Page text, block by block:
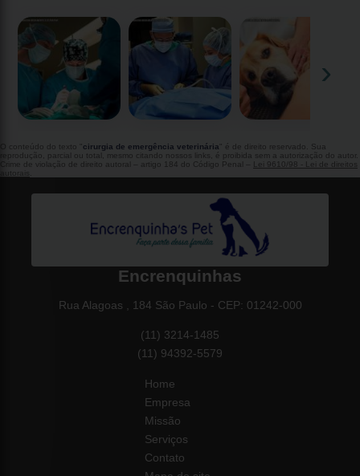
‹ ›
O conteúdo do texto " cirurgia de emergência veterinária " é de direito reservado. Sua
reprodução, parcial ou total, mesmo citando nossos links, é proibida sem a autorização do autor.
Crime de violação de direito autoral – artigo 184 do Código Penal –
Lei 9610/98 - Lei de direitos
autorais
Encrenquinhas
Rua Alagoas , 184 São Paulo - CEP: 01242-000
(11) 3214-1485
(11) 94392-5579
Home
Empresa
Missão
Serviços
Contato